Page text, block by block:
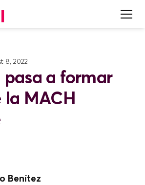
8, 2022
a formar
la MACH
Benítez